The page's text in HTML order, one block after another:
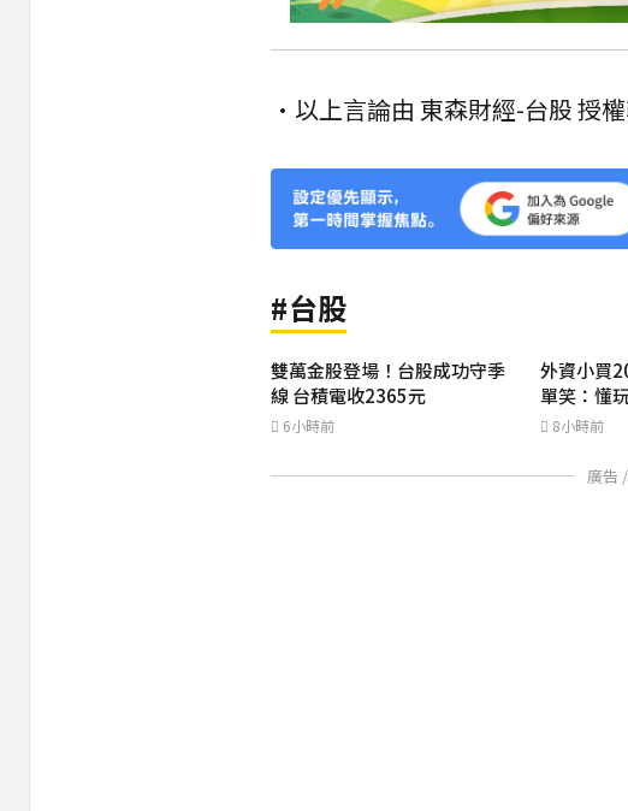
•以上言論由 東森財經-台股授
#台股
雙萬金股登場！台股成功守季
線 台積電收2365元
6小時前
外資小買
單笑：懂
8小時前
廣告